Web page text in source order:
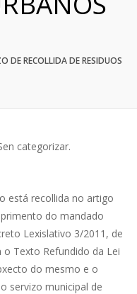
DE RECOLLIDA DE RESIDUOS
categorizar.
está recollida no artigo
do mandado
Lexislativo 3/2011, de
Texto Refundido da Lei
do mesmo e o
servizo municipal de